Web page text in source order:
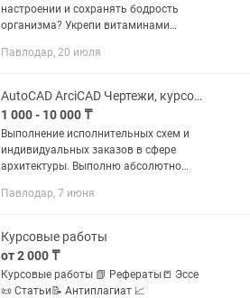
настроении и сохранять бодрость
организма? Укрепи витаминами
Отпускаем готовых боксак по 500мл и
Павлодар, 20 июля
AutoCAD ArciCAD Чертежи, курсовые, схемы, план эвакуации, 3д визуализация
1 000 - 10 000 ₸
Выполнение исполнительных схем и
индивидуальных заказов в сфере
архитектуры. Выполню абсолютно
ArchiCAD, CorelDraw любой сложности и
Павлодар, 7 июня
Курсовые работы
от 2 000 ₸
Курсовые работы 📗 Рефераты📒 Эссе
📜 Статьи📝 Антиплагиат 📈